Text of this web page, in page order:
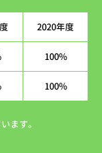
2020年度
100%
100%
ます。